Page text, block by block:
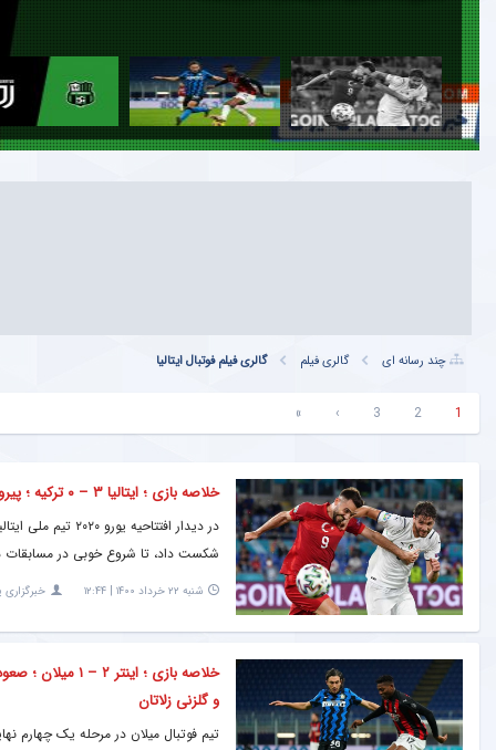
چند رسانه ای گالری فیلم گالری فیلم فوتبال ایتالیا
1
2
3
›
»
خلاصه بازی ؛ ایتالیا ۳ – ۰ ترکیه ؛ پیروزی قاطع لاجوردی ها در افتتاحیه یورو ۲۰۲۰
شکست داد، تا شروع خوبی در مسابقات
شنبه ۲۲ خرداد ۱۴۰۰ | ۱۲:۴۴ خبرگزاری
خلاصه بازی ؛
و گلزنی زلاتان
تیم فوتبال میلان در مرحله یک چهارم